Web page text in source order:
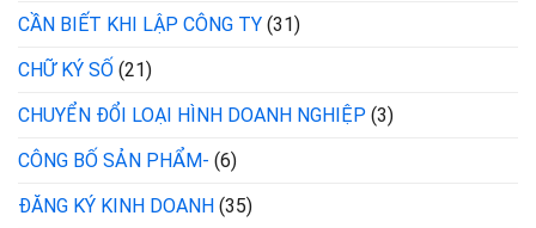
CẦN BIẾT KHI LẬP CÔNG TY (31)
CHỮ KÝ SỐ (21)
CHUYỂN ĐỔI LOẠI HÌNH DOANH NGHIỆP (3)
CÔNG BỐ SẢN PHẨM- (6)
ĐĂNG KÝ KINH DOANH (35)